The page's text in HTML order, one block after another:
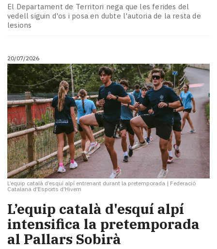
El Departament de Territori nega que les ferides del
vedell siguin d'os i posa en dubte l'autoria de la resta de
lesions
20/07/2026
L’equip català d’esquí alpí entrenant durant la pretemporada | Federació
Catalana d'Esports d'Hivern
L’equip català d'esquí alpí
intensifica la pretemporada
al Pallars Sobirà